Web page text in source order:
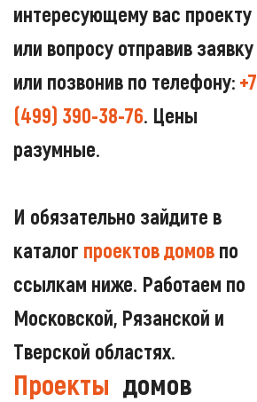
интересующему вас проекту
или вопросу отправив заявку
или позвонив по телефону: +7
(499) 390-38-76. Цены
разумные.
И обязательно зайдите в
каталог проектов домов по
ссылкам ниже. Работаем по
Московской, Рязанской и
Тверской областях.
Проекты домов